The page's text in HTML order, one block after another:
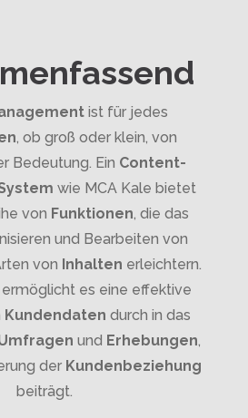
ist für jedes
, ob groß oder klein, von
Bedeutung. Ein Content-
wie MCA Kale bietet
von Funktionen, die das
und Bearbeiten von
von Inhalten erleichtern.
ermöglicht es eine effektive
Kundendaten durch in das
und Erhebungen,
der Kundenbeziehung
beiträgt.